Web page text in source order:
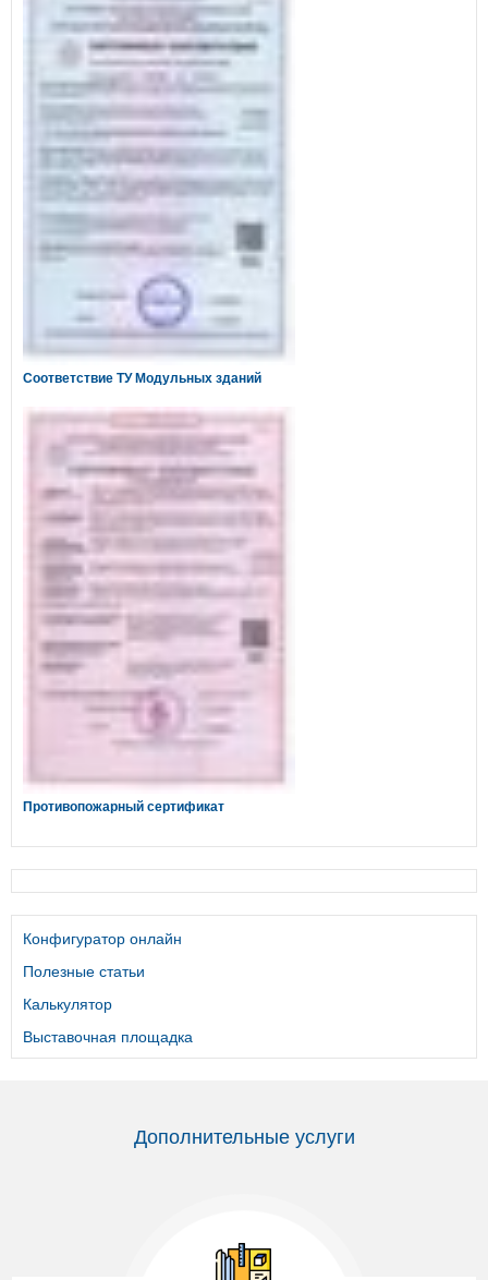
Соответствие ТУ Модульных зданий
Противопожарный сертификат
Конфигуратор онлайн
Полезные статьи
Калькулятор
Выставочная площадка
Дополнительные услуги